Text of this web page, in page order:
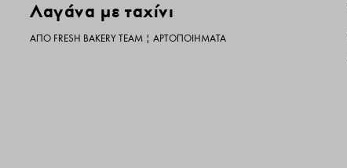
Λαγάνα με ταχίνι
ΑΠΌ FRESH BAKERY TEAM |ΑΡΤΟΠΟΙΉΜΑΤΑ